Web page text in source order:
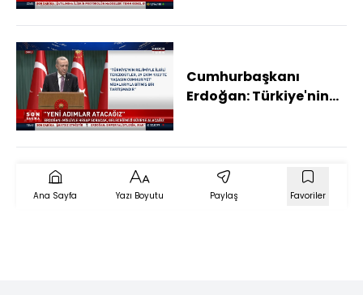
Cumhurbaşkanı
Erdoğan: Türkiye'nin
1923'de 'Yaşasın
Cumhuriyet'
nidalarıyla bitmiştir
Ana Sayfa Yazı Boyutu Paylaş Favoriler